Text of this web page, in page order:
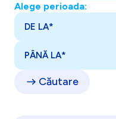
Alege perioada:
DE LA*
PÂNĂ LA*